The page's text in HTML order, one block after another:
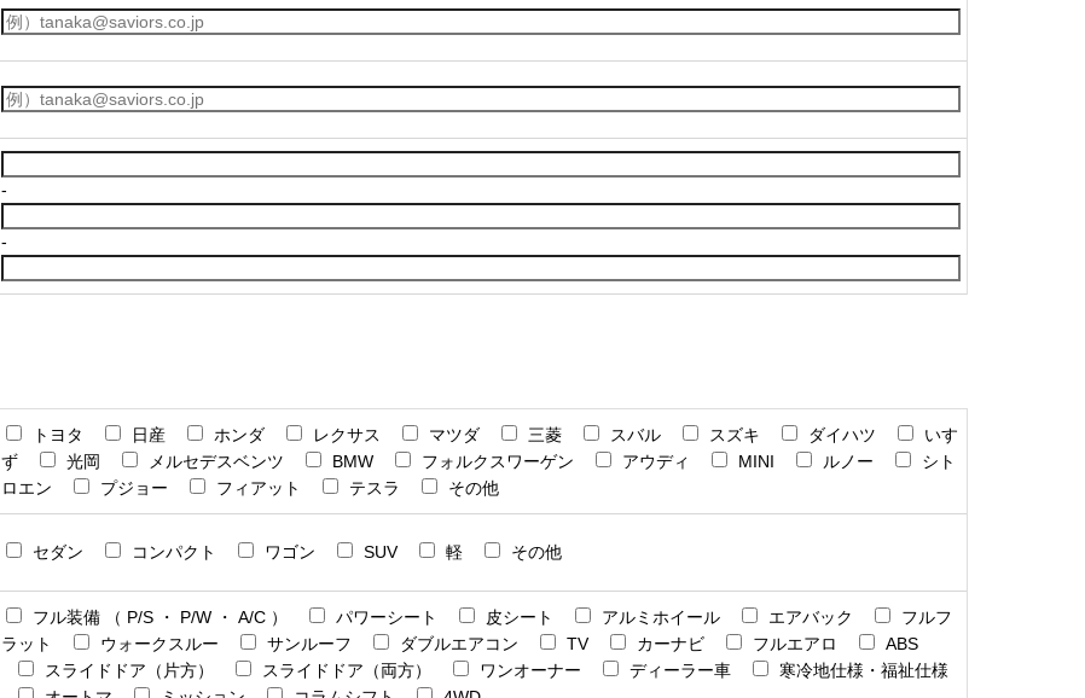
-
-
トヨタ 日産 ホンダ レクサス マツダ 三菱 スバル スズキ ダイハツ
いす
ず
光岡 メルセデスベンツ BMW フォルクスワーゲン アウディ MINI ルノー
シト
ロエン
プジョー フィアット テスラ その他
セダン コンパクト ワゴン SUV 軽 その他
フル装備 （ P/S ・ P/W ・ A/C ） パワーシート 皮シート アルミホイール エアバック
フルフ
ラット
ウォークスルー サンルーフ ダブルエアコン TV カーナビ フルエアロ
ABS
スライドドア（片方）
スライドドア（両方） ワンオーナー ディーラー車
寒冷地仕様・福祉仕様